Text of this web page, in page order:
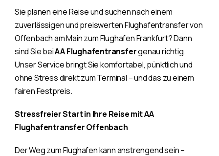
Sie planen eine Reise und suchen nach einem
zuverlässigen und preiswerten Flughafentransfer von
Offenbach am Main zum Flughafen Frankfurt? Dann
sind Sie beiAA Flughafentransfergenau richtig.
Unser Service bringt Sie komfortabel, pünktlich und
ohne Stress direkt zum Terminal – und das zu einem
fairen Festpreis.
Stressfreier Start in Ihre Reise mit AA
Flughafentransfer Offenbach
Der Weg zum Flughafen kann anstrengend sein –